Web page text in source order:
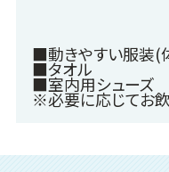
■動きやすい
■タオル
■室内用シューズ
※必要に応じてお飲